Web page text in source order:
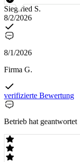
Siegfried S.
8/2/2026
8/1/2026
Firma G.
verifizierte Bewertung
Betrieb hat geantwortet